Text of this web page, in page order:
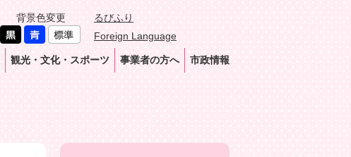
背景色変更
るびふり
Foreign Language
観光・文化・スポーツ 事業者の方へ 市政情報